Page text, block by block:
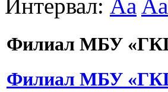
Интервал: Aa Aa
Филиал МБУ
Филиал МБУ